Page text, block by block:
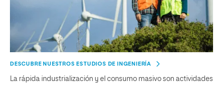
DESCUBRE NUESTROS ESTUDIOS DE INGENIERÍA
La rápida industrialización y el consumo masivo son actividades